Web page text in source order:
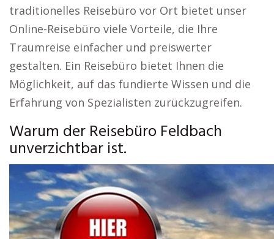
traditionelles Reisebüro vor Ort bietet unser
Online-Reisebüro viele Vorteile, die Ihre
Traumreise einfacher und preiswerter
gestalten. Ein Reisebüro bietet Ihnen die
Möglichkeit, auf das fundierte Wissen und die
Erfahrung von Spezialisten zurückzugreifen.
Warum der Reisebüro Feldbach
unverzichtbar ist.